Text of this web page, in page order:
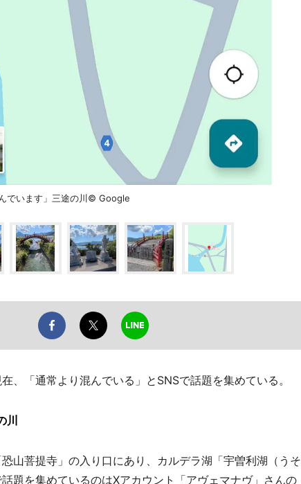
でいます」三途の川© Google
、「通常より混んでいる」とSNSで話題を集めている。
川
山菩提寺」の入り口にあり、カルデラ湖「宇曽利湖（うそ
題を集めているのはXアカウント「アヴェマナヴ」さんの